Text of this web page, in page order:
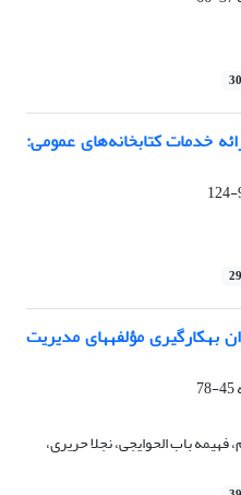
خدمات کتابخانه‌های عمومی:
رابطۀ عوامل جمعیت‎شناختی و میزان به‎کارگیری مؤلفه‎های مدیریت
45-78
باب الحوایجی، نجلا حریری،